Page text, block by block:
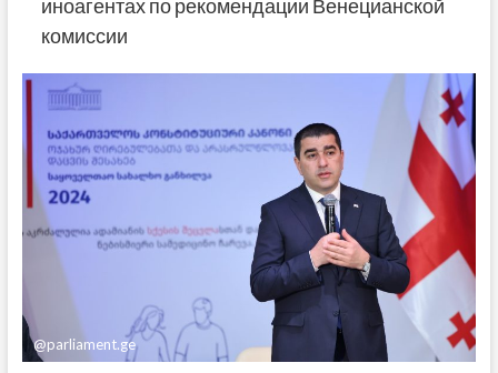
t
o
n
иноагентах по рекомендации Венецианской
комиссии
@parliament.ge